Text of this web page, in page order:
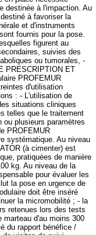
destinée à l'impaction. Au
à favoriser la
et d'instruments
fournis pour la pose.
figurent au
suivies des
ou tumorales, -
PRESCRIPTION ET
PROFEMUR
d'utilisation
: - L'utilisation de
situations cliniques
telles que le traitement
plusieurs paramètres
PROFEMUR
systématique. Au niveau
(à cimenter) est
pratiquées de manière
kg. Au niveau de la
pour évaluer les
la pose en urgence de
doit être inséré
la micromobilité ; - la
retenues lors des tests
d'au moins 300
du rapport bénéfice /